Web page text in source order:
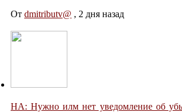
От dmitributv@ , 2 дня назад
НА: Нужно илм нет уведомление об